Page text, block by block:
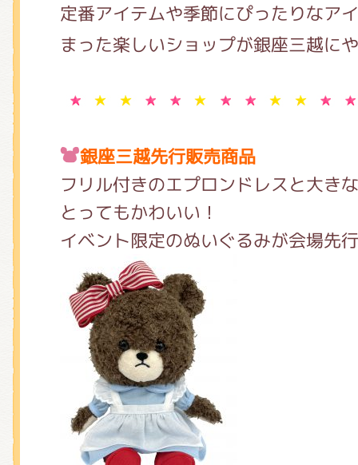
定番アイテムや季節にぴったりなア
まった楽しいショップが銀座三越に
銀座三越先行販売商品
フリル付きのエプロンドレスと大き
とってもかわいい！
イベント限定のぬいぐるみが会場先
くまのがっこう 家庭科部